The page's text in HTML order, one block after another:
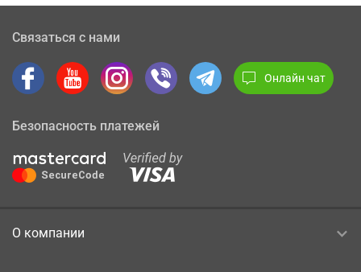
Связаться с нами
Онлайн чат
Безопасность платежей
О компании